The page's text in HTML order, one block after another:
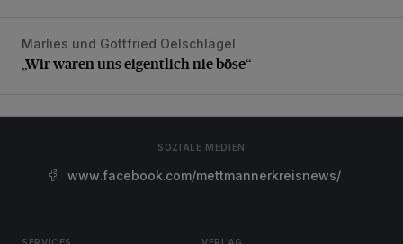
„Wir waren uns eigentlich nie böse“
Marlies und Gottfried Oelschlägel
„Wir waren uns eigentlich nie böse“
SOZIALE MEDIEN
www.facebook.com/mettmannerkreisnews/